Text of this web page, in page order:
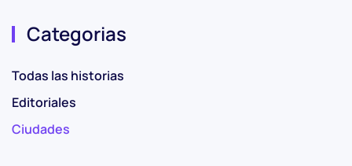
Categorias
Todas las historias
Editoriales
Ciudades